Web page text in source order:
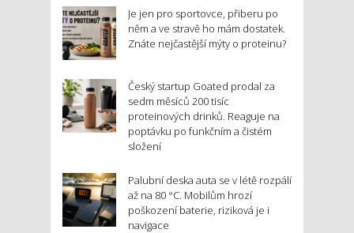
Je jen pro sportovce, přiberu po
něm a ve stravě ho mám dostatek.
Znáte nejčastější mýty o proteinu?
Český startup Goated prodal za
sedm měsíců 200 tisíc
proteinových drinků. Reaguje na
poptávku po funkčním a čistém
složení
Palubní deska auta se v létě rozpálí
až na 80 °C. Mobilům hrozí
poškození baterie, riziková je i
navigace